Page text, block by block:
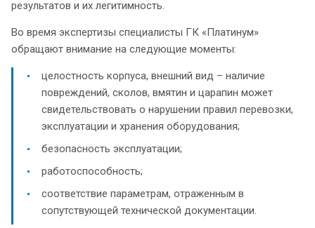
результатов и их легитимность.
Во время экспертизы специалисты ГК «Платинум»
обращают внимание на следующие моменты:
целостность корпуса, внешний вид – наличие
повреждений, сколов, вмятин и царапин может
свидетельствовать о нарушении правил перевозки,
эксплуатации и хранения оборудования;
безопасность эксплуатации;
работоспособность;
соответствие параметрам, отраженным в
сопутствующей технической документации.